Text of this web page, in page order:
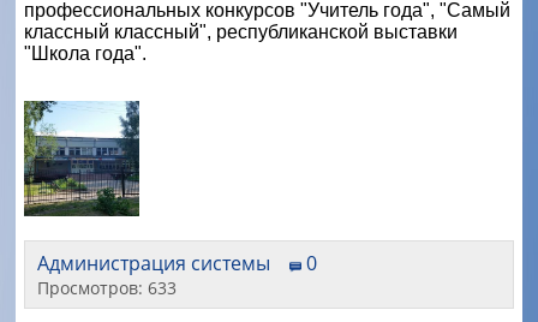
профессиональных конкурсов "Учитель года", "Самый
классный классный", республиканской выставки
"Школа года".
Администрация системы 0
Просмотров: 633